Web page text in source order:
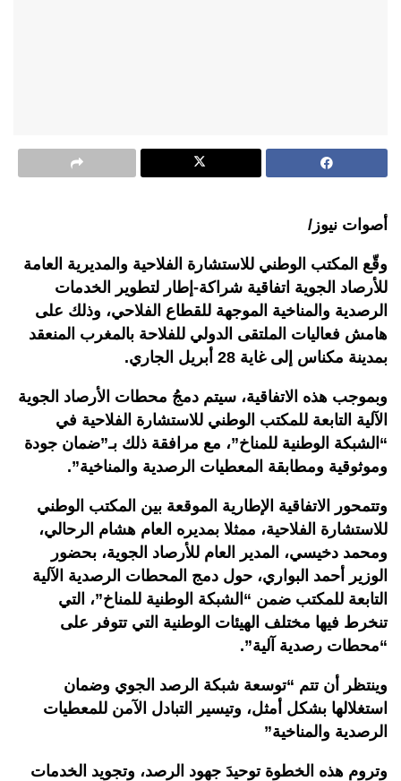
أصوات نيوز/
وقّع المكتب الوطني للاستشارة الفلاحية والمديرية العامة
للأرصاد الجوية اتفاقية شراكة-إطار لتطوير الخدمات
الرصدية والمناخية الموجهة للقطاع الفلاحي، وذلك على
هامش فعاليات الملتقى الدولي للفلاحة بالمغرب المنعقد
بمدينة مكناس إلى غاية 28 أبريل الجاري.
وبموجب هذه الاتفاقية، سيتم دمجُ محطات الأرصاد الجوية
الآلية التابعة للمكتب الوطني للاستشارة الفلاحية في
“الشبكة الوطنية للمناخ”، مع مرافقة ذلك بـ”ضمان جودة
وموثوقية ومطابقة المعطيات الرصدية والمناخية”.
وتتمحور الاتفاقية الإطارية الموقعة بين المكتب الوطني
للاستشارة الفلاحية، ممثلا بمديره العام هشام الرحالي،
ومحمد دخيسي، المدير العام للأرصاد الجوية، بحضور
الوزير أحمد البواري، حول دمج المحطات الرصدية الآلية
التابعة للمكتب ضمن “الشبكة الوطنية للمناخ”، التي
تنخرط فيها مختلف الهيئات الوطنية التي تتوفر على
“محطات رصدية آلية”.
وينتظر أن تتم “توسعة شبكة الرصد الجوي وضمان
استغلالها بشكل أمثل، وتيسير التبادل الآمن للمعطيات
الرصدية والمناخية”
وتروم هذه الخطوة توحيدَ جهود الرصد، وتجويد الخدمات